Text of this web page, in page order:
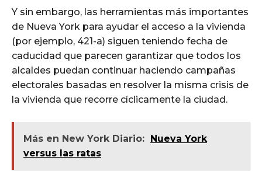
Y sin embargo, las herramientas más importantes
de Nueva York para ayudar el acceso a la vivienda
(por ejemplo, 421-a) siguen teniendo fecha de
caducidad que parecen garantizar que todos los
alcaldes puedan continuar haciendo campañas
electorales basadas en resolver la misma crisis de
la vivienda que recorre cíclicamente la ciudad.
Más en New York Diario:
Nueva York
versus las ratas